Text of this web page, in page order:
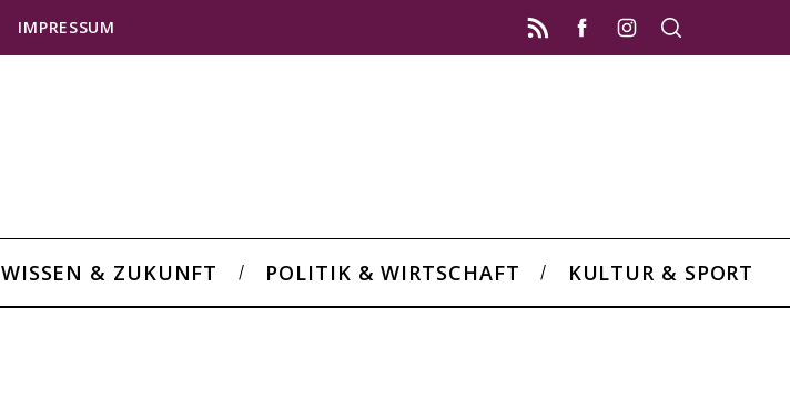
IMPRESSUM
WISSEN & ZUKUNFT POLITIK & WIRTSCHAFT KULTUR & SPORT